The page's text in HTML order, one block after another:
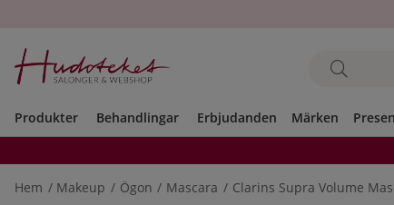
Produkter Behandlingar Erbjudanden Märken
Hem Makeup Ögon Mascara Clarins Supra Volume